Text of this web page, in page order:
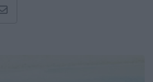
Share